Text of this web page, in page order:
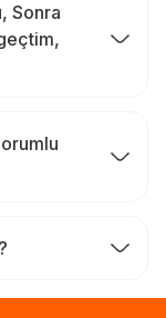
Sonra